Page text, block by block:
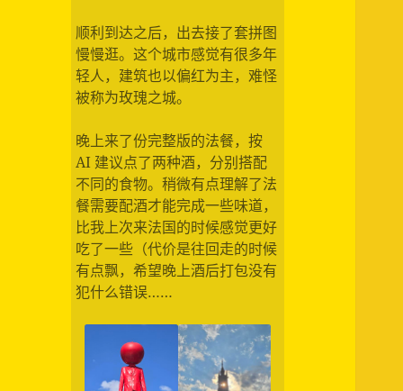
顺利到达之后，出去接了套拼图
慢慢逛。这个城市感觉有很多年
轻人，建筑也以偏红为主，难怪
被称为玫瑰之城。
晚上来了份完整版的法餐，按
AI 建议点了两种酒，分别搭配
不同的食物。稍微有点理解了法
餐需要配酒才能完成一些味道，
比我上次来法国的时候感觉更好
吃了一些（代价是往回走的时候
有点飘，希望晚上酒后打包没有
犯什么错误……